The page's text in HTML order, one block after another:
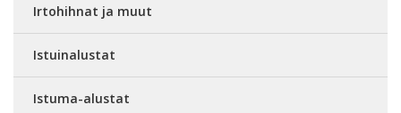
Irtohihnat ja muut
Istuinalustat
Istuma-alustat